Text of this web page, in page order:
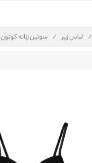
/ لباس زیر / سوتین زنانه کوتون Koton کد 6WLK10120MK